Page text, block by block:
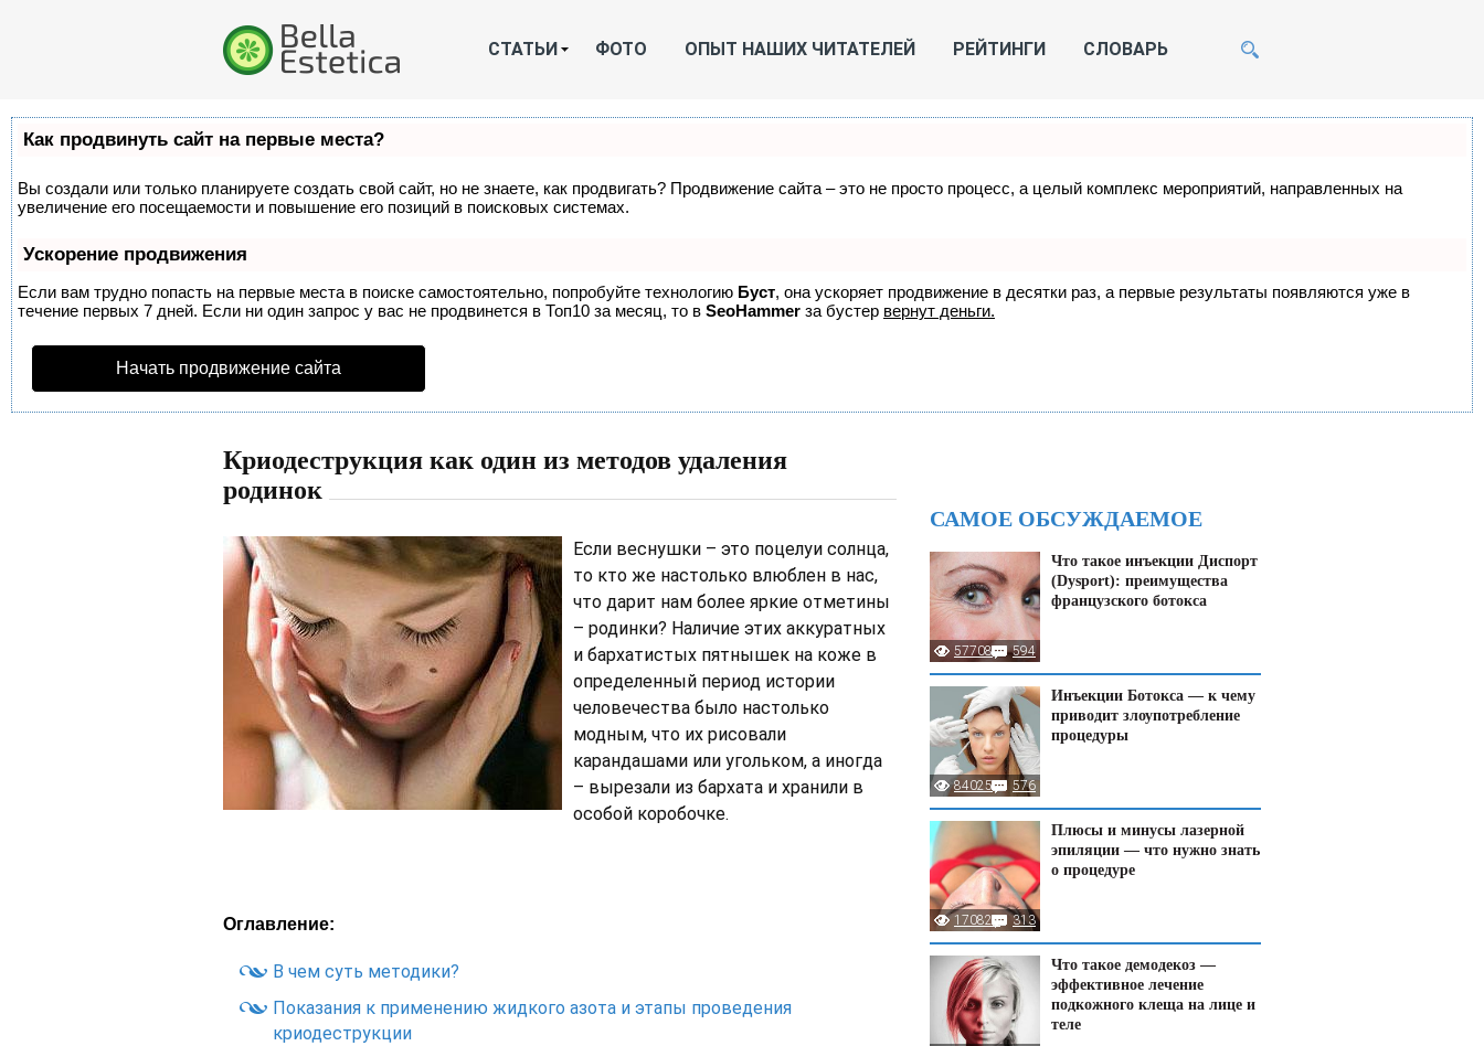
СТАТЬИ ФОТО ОПЫТ НАШИХ ЧИТАТЕЛЕЙ РЕЙТИНГИ СЛОВАРЬ
Как продвинуть сайт на первые места?
Вы создали или только планируете создать свой сайт, но не знаете, как продвигать? Продвижение сайта – это не просто процесс, а целый комплекс мероприятий, направленных на
увеличение его посещаемости и повышение его позиций в поисковых системах.
Ускорение продвижения
Если вам трудно попасть на первые места в поиске самостоятельно, попробуйте технологию Буст, она ускоряет продвижение в десятки раз, а первые результаты появляются уже в
течение первых 7 дней. Если ни один запрос у вас не продвинется в Топ10 за месяц, то в SeoHammer за бустер вернут деньги.
Начать продвижение сайта
Криодеструкция как один из методов удаления
родинок
Если веснушки – это поцелуи солнца,
то кто же настолько влюблен в нас,
что дарит нам более яркие отметины
– родинки? Наличие этих аккуратных
и бархатистых пятнышек на коже в
определенный период истории
человечества было настолько
модным, что их рисовали
карандашами или угольком, а иногда
– вырезали из бархата и хранили в
особой коробочке.
Оглавление:
В чем суть методики?
Показания к применению жидкого азота и этапы проведения
криодеструкции
САМОЕ ОБСУЖДАЕМОЕ
57708 594
Что такое инъекции Диспорт
(Dysport): преимущества
французского ботокса
84025 576
Инъекции Ботокса — к чему
приводит злоупотребление
процедуры
170823 313
Плюсы и минусы лазерной
эпиляции — что нужно знать
о процедуре
Что такое демодекоз —
эффективное лечение
подкожного клеща на лице и
теле